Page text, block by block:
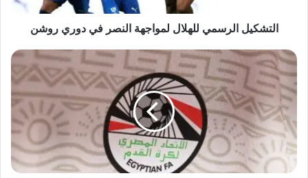
التشكيل الرسمي للهلال لمواجهة النصر في دوري روشن
الاتحاد
المصري
يطرح
المرحلة
الأخيرة
من
تذاكر
كأس
العالم